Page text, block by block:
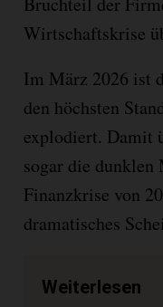
Wirtschaftskrise
Im März 2026 ist
den höchsten
explodiert. Damit
sogar die dunklen
Finanzkrise von
dramatisches
Weiterlesen